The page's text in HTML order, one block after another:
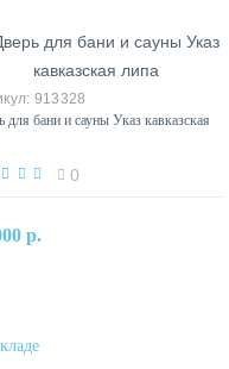
913328
для бани и сауны Указ кавказская
0
р.
В корзину